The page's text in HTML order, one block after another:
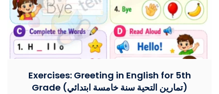
Exercises: Greeting in English for 5th
Grade (تمارين التحية سنة خامسة ابتدائي)